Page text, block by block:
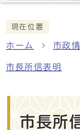
現在位置
ホーム 市政
市長所信表明
市長所